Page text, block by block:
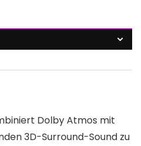
Dolby Atmos mit
3D-Surround-Sound zu